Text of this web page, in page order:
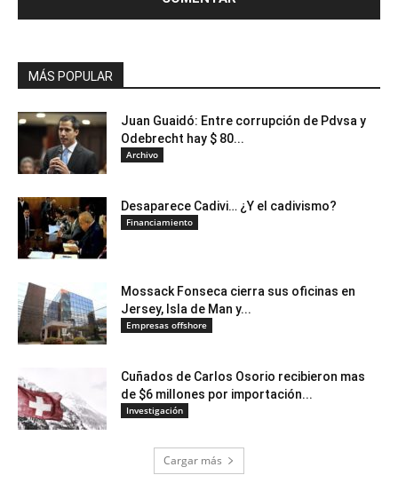
MÁS POPULAR
Juan Guaidó: Entre corrupción de Pdvsa y
Odebrecht hay $ 80...
Archivo
Desaparece Cadivi… ¿Y el cadivismo?
Financiamiento
Mossack Fonseca cierra sus oficinas en
Jersey, Isla de Man y...
Empresas offshore
Cuñados de Carlos Osorio recibieron mas
de $6 millones por importación...
Investigación
Cargar más